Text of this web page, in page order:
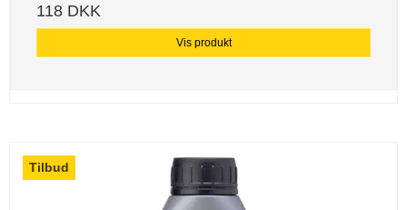
118 DKK
Vis produkt
Tilbud